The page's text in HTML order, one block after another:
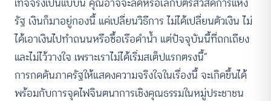
รัฐ เงินก็มาอยู่กองนี้ แค่เปลี่ยนวิธีการ ไม่ได้เปลี่ยนตัวเงิน ไม่
ได้เอาเงินไปทำถนนหรือซื้อเรือดำน้ำ แต่ปัจจุบันนี้ที่ถกเถียง
และไม่ไว้วางใจ เพราะเราไม่ได้เริ่มสเต็ปแรกตรงนี้”
การกดดันภาครัฐให้แสดงความจริงใจในเรื่องนี้ จะเกิดขึ้นได้
พร้อมกับการจุดไฟจินตนาการเชิงคุณธรรมในหมู่ประชาชน